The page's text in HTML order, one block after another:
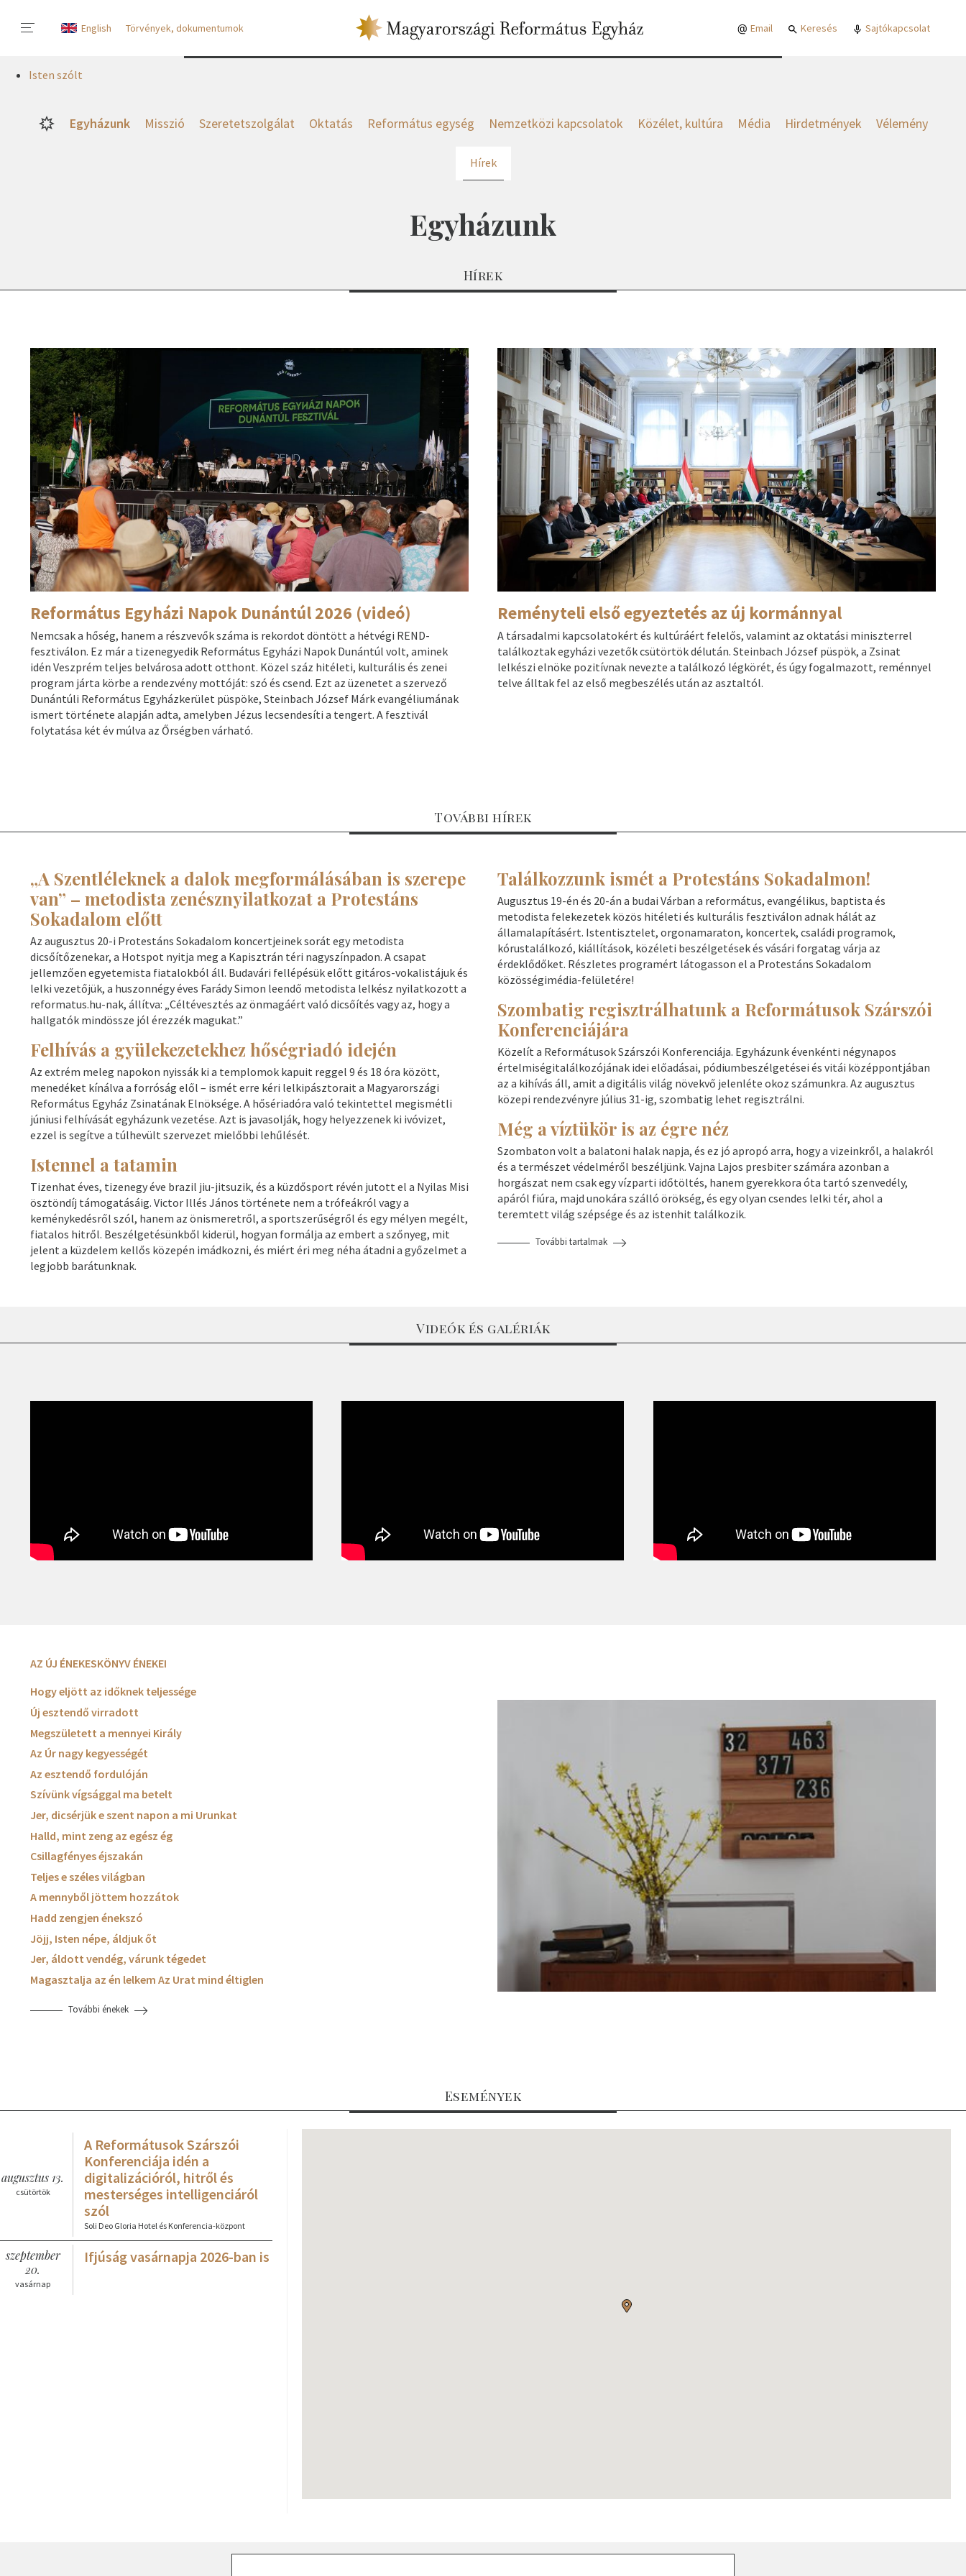
English Törvények, dokumentumok Email Keresés Sajtókapcsolat
Isten szólt
Egyházunk Misszió Szeretetszolgálat Oktatás Református egység Nemzetközi kapcsolatok Közélet, kultúra Média Hirdetmények Vélemény
Hírek
Egyházunk
Hírek
Református Egyházi Napok Dunántúl 2026 (videó)
Nemcsak a hőség, hanem a részvevők száma is rekordot döntött a hétvégi REND-
fesztiválon. Ez már a tizenegyedik Református Egyházi Napok Dunántúl volt, aminek
idén Veszprém teljes belvárosa adott otthont. Közel száz hitéleti, kulturális és zenei
program járta körbe a rendezvény mottóját: szó és csend. Ezt az üzenetet a szervező
Dunántúli Református Egyházkerület püspöke, Steinbach József Márk evangéliumának
ismert története alapján adta, amelyben Jézus lecsendesíti a tengert. A fesztivál
folytatása két év múlva az Őrségben várható.
Reményteli első egyeztetés az új kormánnyal
A társadalmi kapcsolatokért és kultúráért felelős, valamint az oktatási miniszterrel
találkoztak egyházi vezetők csütörtök délután. Steinbach József püspök, a Zsinat
lelkészi elnöke pozitívnak nevezte a találkozó légkörét, és úgy fogalmazott, reménnyel
telve álltak fel az első megbeszélés után az asztaltól.
További hírek
„A Szentléleknek a dalok megformálásában is szerepe
van” – metodista zenésznyilatkozat a Protestáns
Sokadalom előtt
Az augusztus 20-i Protestáns Sokadalom koncertjeinek sorát egy metodista
dicsőítőzenekar, a Hotspot nyitja meg a Kapisztrán téri nagyszínpadon. A csapat
jellemzően egyetemista fiatalokból áll. Budavári fellépésük előtt gitáros-vokalistájuk és
lelki vezetőjük, a huszonnégy éves Farády Simon leendő metodista lelkész nyilatkozott a
reformatus.hu-nak, állítva: „Céltévesztés az önmagáért való dicsőítés vagy az, hogy a
hallgatók mindössze jól érezzék magukat.”
Felhívás a gyülekezetekhez hőségriadó idején
Az extrém meleg napokon nyissák ki a templomok kapuit reggel 9 és 18 óra között,
menedéket kínálva a forróság elől – ismét erre kéri lelkipásztorait a Magyarországi
Református Egyház Zsinatának Elnöksége. A hősériadóra való tekintettel megismétli
júniusi felhívását egyházunk vezetése. Azt is javasolják, hogy helyezzenek ki ivóvizet,
ezzel is segítve a túlhevült szervezet mielőbbi lehűlését.
Istennel a tatamin
Tizenhat éves, tizenegy éve brazil jiu-jitsuzik, és a küzdősport révén jutott el a Nyilas Misi
ösztöndíj támogatásáig. Victor Illés János története nem a trófeákról vagy a
keménykedésről szól, hanem az önismeretről, a sportszerűségről és egy mélyen megélt,
fiatalos hitről. Beszélgetésünkből kiderül, hogyan formálja az embert a szőnyeg, mit
jelent a küzdelem kellős közepén imádkozni, és miért éri meg néha átadni a győzelmet a
legjobb barátunknak.
Találkozzunk ismét a Protestáns Sokadalmon!
Augusztus 19-én és 20-án a budai Várban a református, evangélikus, baptista és
metodista felekezetek közös hitéleti és kulturális fesztiválon adnak hálát az
államalapításért. Istentisztelet, orgonamaraton, koncertek, családi programok,
kórustalálkozó, kiállítások, közéleti beszélgetések és vásári forgatag várja az
érdeklődőket. Részletes programért látogasson el a Protestáns Sokadalom
közösségimédia-felületére!
Szombatig regisztrálhatunk a Reformátusok Szárszói
Konferenciájára
Közelít a Reformátusok Szárszói Konferenciája. Egyházunk évenkénti négynapos
értelmiségitalálkozójának idei előadásai, pódiumbeszélgetései és vitái középpontjában
az a kihívás áll, amit a digitális világ növekvő jelenléte okoz számunkra. Az augusztus
közepi rendezvényre július 31-ig, szombatig lehet regisztrálni.
Még a víztükör is az égre néz
Szombaton volt a balatoni halak napja, és ez jó apropó arra, hogy a vizeinkről, a halakról
és a természet védelméről beszéljünk. Vajna Lajos presbiter számára azonban a
horgászat nem csak egy vízparti időtöltés, hanem gyerekkora óta tartó szenvedély,
apáról fiúra, majd unokára szálló örökség, és egy olyan csendes lelki tér, ahol a
teremtett világ szépsége és az istenhit találkozik.
További tartalmak
Videók és galériák
AZ ÚJ ÉNEKESKÖNYV ÉNEKEI
Hogy eljött az időknek teljessége
Új esztendő virradott
Megszületett a mennyei Király
Az Úr nagy kegyességét
Az esztendő fordulóján
Szívünk vígsággal ma betelt
Jer, dicsérjük e szent napon a mi Urunkat
Halld, mint zeng az egész ég
Csillagfényes éjszakán
Teljes e széles világban
A mennyből jöttem hozzátok
Hadd zengjen énekszó
Jöjj, Isten népe, áldjuk őt
Jer, áldott vendég, várunk tégedet
Magasztalja az én lelkem Az Urat mind éltiglen
További énekek
Események
augusztus 13.
csütörtök
A Reformátusok Szárszói
Konferenciája idén a
digitalizációról, hitről és
mesterséges intelligenciáról
szól
Soli Deo Gloria Hotel és Konferencia-központ
szeptember
20.
vasárnap
Ifjúság vasárnapja 2026-ban is